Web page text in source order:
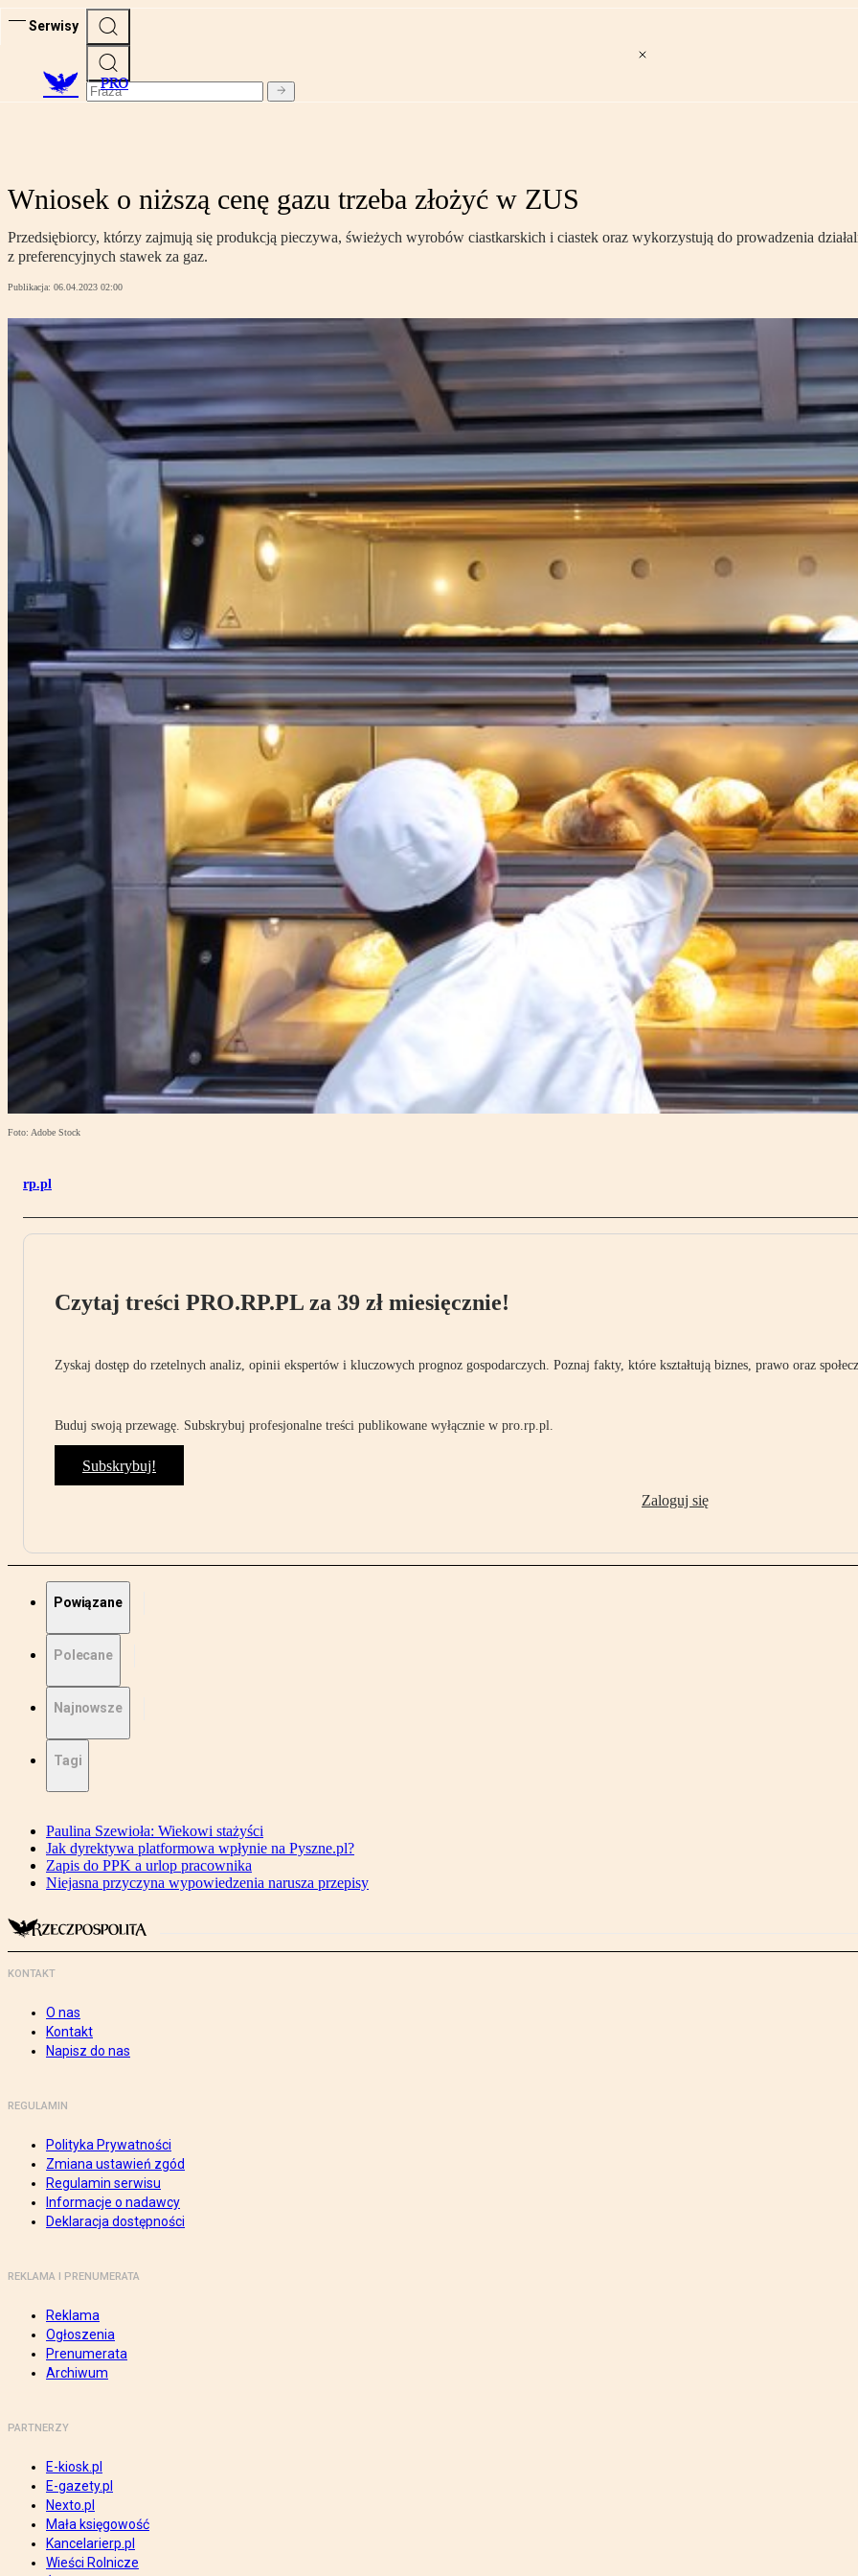
Serwisy
PRO
Wniosek o niższą cenę gazu trzeba złożyć w ZUS
Przedsiębiorcy, którzy zajmują się produkcją pieczywa, świeżych wyrobów ciastkarskich i ciastek oraz wykorzystują do prowadzenia
z preferencyjnych stawek za gaz.
Publikacja: 06.04.2023 02:00
Foto: Adobe Stock
rp.pl
Czytaj treści PRO.RP.PL za 39 zł miesięcznie!
Zyskaj dostęp do rzetelnych analiz, opinii ekspertów i kluczowych prognoz gospodarczych. Poznaj fakty, które kształtują biznes, prawo oraz
Buduj swoją przewagę. Subskrybuj profesjonalne treści publikowane wyłącznie w pro.rp.pl.
Subskrybuj!
Zaloguj się
Powiązane
Polecane
Najnowsze
Tagi
Paulina Szewioła: Wiekowi stażyści
Jak dyrektywa platformowa wpłynie na Pyszne.pl?
Zapis do PPK a urlop pracownika
Niejasna przyczyna wypowiedzenia narusza przepisy
KONTAKT
O nas
Kontakt
Napisz do nas
REGULAMIN
Polityka Prywatności
Zmiana ustawień zgód
Regulamin serwisu
Informacje o nadawcy
Deklaracja dostępności
REKLAMA I PRENUMERATA
Reklama
Ogłoszenia
Prenumerata
Archiwum
PARTNERZY
E-kiosk.pl
E-gazety.pl
Nexto.pl
Mała księgowość
Kancelarierp.pl
Wieści Rolnicze